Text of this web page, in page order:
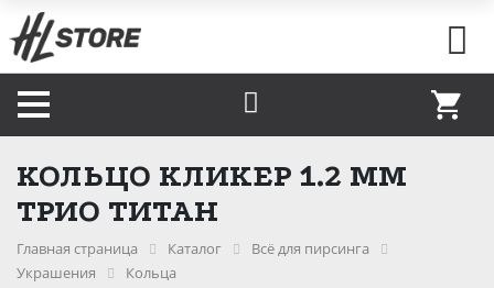
КОЛЬЦО КЛИКЕР 1.2 ММ
ТРИО ТИТАН
Главная страница Каталог
Всё для пирсинга
Украшения
Кольца